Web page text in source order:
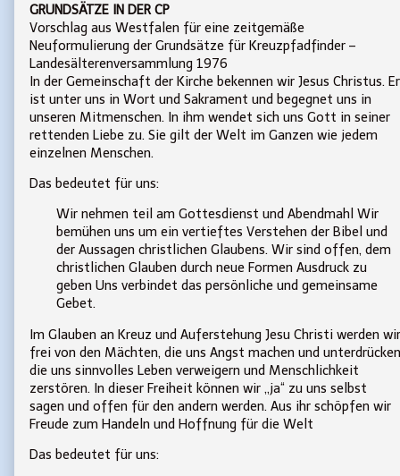
GRUNDSÄTZE IN DER CP
Vorschlag aus Westfalen für eine zeitgemäße
Neuformulierung der Grundsätze für Kreuzpfadfinder –
Landesälterenversammlung 1976
In der Gemeinschaft der Kirche bekennen wir Jesus Christus. Er
ist unter uns in Wort und Sakrament und begegnet uns in
unseren Mitmenschen. In ihm wendet sich uns Gott in seiner
rettenden Liebe zu. Sie gilt der Welt im Ganzen wie jedem
einzelnen Menschen.
Das bedeutet für uns:
Wir nehmen teil am Gottesdienst und Abendmahl Wir
bemühen uns um ein vertieftes Verstehen der Bibel und
der Aussagen christlichen Glaubens. Wir sind offen, dem
christlichen Glauben durch neue Formen Ausdruck zu
geben Uns verbindet das persönliche und gemeinsame
Gebet.
Im Glauben an Kreuz und Auferstehung Jesu Christi werden wir
frei von den Mächten, die uns Angst machen und unterdrücken
die uns sinnvolles Leben verweigern und Menschlichkeit
zerstören. In dieser Freiheit können wir ,,ja“ zu uns selbst
sagen und offen für den andern werden. Aus ihr schöpfen wir
Freude zum Handeln und Hoffnung für die Welt
Das bedeutet für uns: